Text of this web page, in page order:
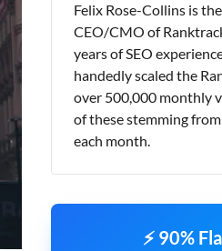
Felix Rose-Collins is
CEO/CMO of
years of SEO
handedly scaled the
over 500,000 monthly
of these stemming
each month.
⚡ 90%